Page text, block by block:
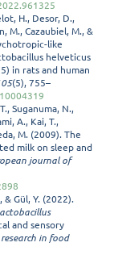
H., Desor, D.,
M., Cazaubiel, M., &
like
helveticus
in rats and human
(5), 755–
Suganuma, N.,
A., Kai, T.,
M. (2009). The
milk on sleep and
journal of
& Gül, Y. (2022).
and sensory
in food